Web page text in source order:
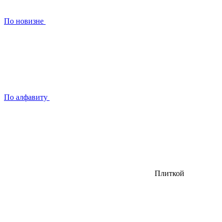
По новизне
По алфавиту
Плиткой